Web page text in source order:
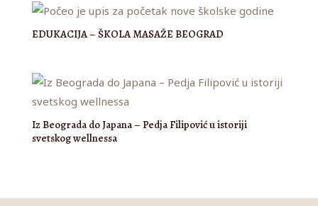
EDUKACIJA – ŠKOLA MASAŽE BEOGRAD
Iz Beograda do Japana – Pedja Filipović u istoriji
svetskog wellnessa